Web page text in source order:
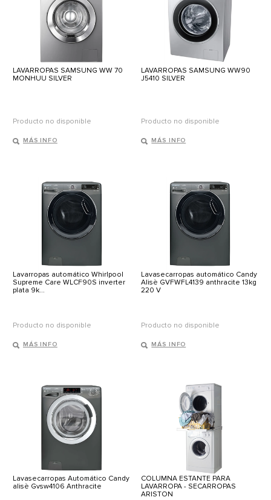
LAVARROPAS SAMSUNG WW 70
MONHUU SILVER
Producto no disponible
MÁS INFO
LAVARROPAS SAMSUNG WW90
J5410 SILVER
Producto no disponible
MÁS INFO
Lavarropas automático Whirlpool
Supreme Care WLCF90S inverter
plata 9k...
Producto no disponible
MÁS INFO
Lavasecarropas automático Candy
Alisè GVFWFL4139 anthracite 13kg
220 V
Producto no disponible
MÁS INFO
Lavasecarropas Automático Candy
alisè Gvsw4106 Anthracite
COLUMNA ESTANTE PARA
LAVARROPA - SECARROPAS
ARISTON